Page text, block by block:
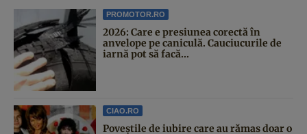
PROMOTOR.RO
2026: Care e presiunea corectă în
anvelope pe caniculă. Cauciucurile de
iarnă pot să facă...
CIAO.RO
Poveştile de iubire care au rămas doar o